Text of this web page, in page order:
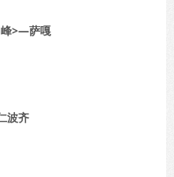
峰>—萨嘎
波齐